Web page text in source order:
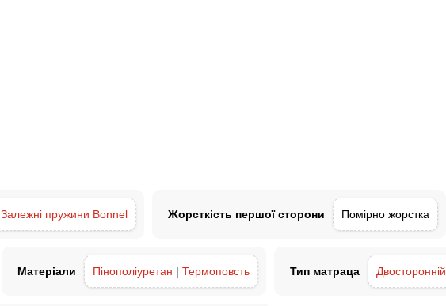
Залежні пружини Bonnel Жорсткість першої сторони Помірно жорстка
Матеріали Пінополіуретан | Термоповсть Тип матраца Двосторонній